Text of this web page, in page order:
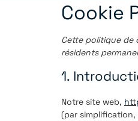
Cookie
Cette politique de
résidents
1.
Notre site web,
(par